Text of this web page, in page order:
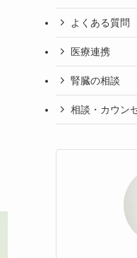
よくある質問
医療連携
腎臓の相談
相談・カウン